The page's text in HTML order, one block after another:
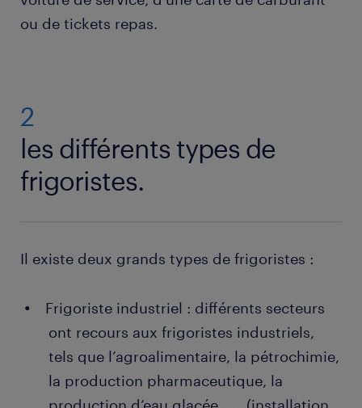
ou de tickets repas.
2
les différents types de
frigoristes.
Il existe deux grands types de frigoristes :
Frigoriste industriel : différents secteurs
ont recours aux frigoristes industriels,
tels que l’agroalimentaire, la pétrochimie,
la production pharmaceutique, la